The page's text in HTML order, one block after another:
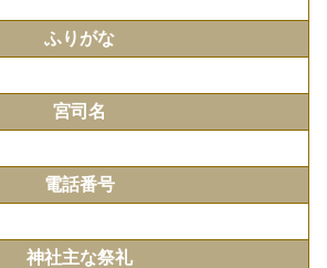
ふりがな
宮司名
電話番号
神社主な祭礼